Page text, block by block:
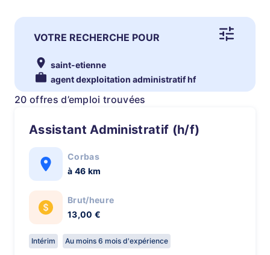
VOTRE RECHERCHE POUR
saint-etienne
agent dexploitation administratif hf
20 offres d’emploi trouvées
Assistant Administratif (h/f)
Corbas
à 46 km
Brut/heure
13,00 €
Intérim Au moins 6 mois d'expérience